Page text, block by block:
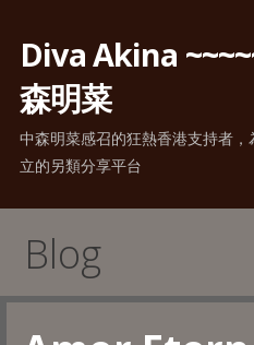
content
Diva Akina
森明菜
中森明菜感召的狂熱香港支持者
立的另類分享平台
Blog